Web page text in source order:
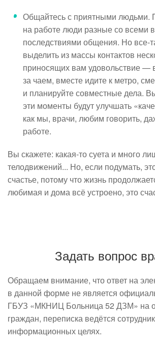
Общайтесь с приятными людьми.
на работе люди разные со всеми
последствиями общения. Но все-
выделить из массы контактов
приносящих вам удовольствие —
за чаем, вместе идите к метро,
и планируйте совместные дела.
эти моменты будут улучшать
как мы, врачи, любим говорить,
работе.
Вы скажете: какая-то суета и много
телодвижений... Но, если подумать,
счастье, потому что жизнь
любимая и дома всё устроено, это
Задать вопрос
Обращаем внимание, что ответ на
в данной форме не является
ГБУЗ «МКНИЦ Больница 52 ДЗМ» на
граждан, переписка ведётся
информационных целях.